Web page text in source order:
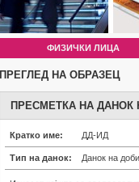
ФИЗИЧКИ ЛИЦА
ПРЕГЛЕД НА ОБРАЗЕЦ
ПРЕСМЕТКА НА ДАНОК
Кратко име: ДД-ИД
Тип на данок: Данок на